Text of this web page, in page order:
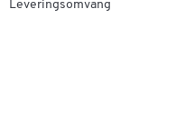
- Exporteren naar de bekendste
Leveringsomvang